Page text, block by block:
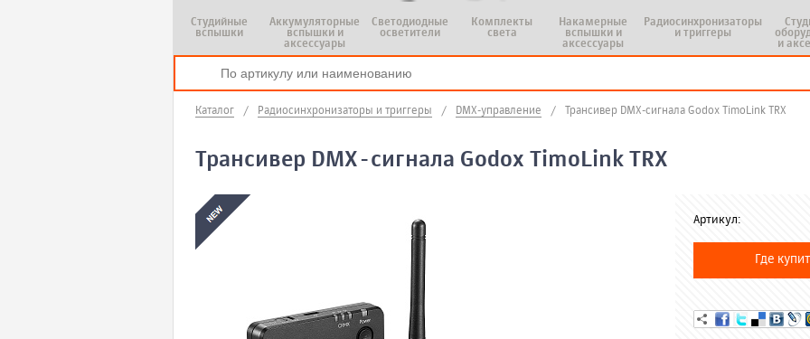
Студийные
вспышки
Аккумуляторные
вспышки и
аксессуары
Светодиодные
осветители
Комплекты
света
Накамерные
вспышки и
аксессуары
Радиосинхронизаторы
и триггеры
и
Каталог / Радиосинхронизаторы и триггеры / DMX-управление / Трансивер DMX-сигнала Godox TimoLink TRX
Трансивер DMX-сигнала Godox TimoLink TRX
Артикул:
Где